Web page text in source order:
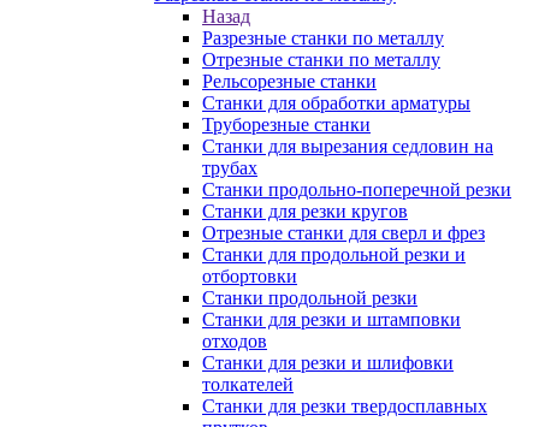
Назад
Разрезные станки по металлу
Отрезные станки по металлу
Рельсорезные станки
Станки для обработки арматуры
Труборезные станки
Станки для вырезания седловин на
трубаx
Станки продольно-поперечной резки
Станки для резки кругов
Отрезные станки для сверл и фрез
Станки для продольной резки и
отбортовки
Станки продольной резки
Станки для резки и штамповки
отходов
Станки для резки и шлифовки
толкателей
Станки для резки твердосплавных